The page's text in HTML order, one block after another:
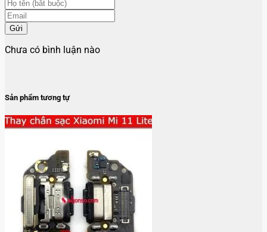
Gửi
Chưa có bình luận nào
Sản phẩm tương tự